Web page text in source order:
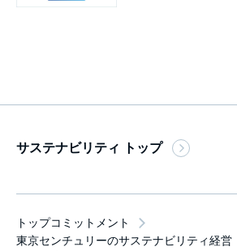
サステナビリティ トップ
トップコミットメント
東京センチュリーのサステナビリティ経営